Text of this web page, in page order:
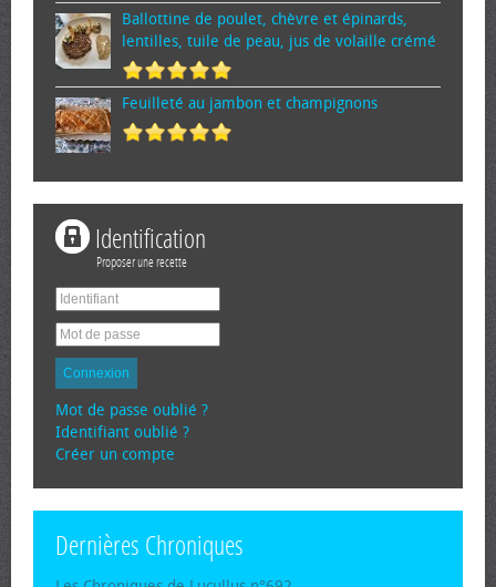
Ballottine de poulet, chèvre et épinards,
lentilles, tuile de peau, jus de volaille crémé
Feuilleté au jambon et champignons
Identification
Proposer une recette
Connexion
Mot de passe oublié ?
Identifiant oublié ?
Créer un compte
Dernières Chroniques